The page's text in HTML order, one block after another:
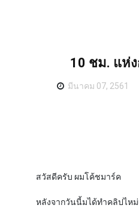
10 ชม. แห่
มีนาคม 07, 2561
สวัสดีครับ ผมโค้ชมาร์ค
หลังจากวันนี้มได้ทำคลิปไห